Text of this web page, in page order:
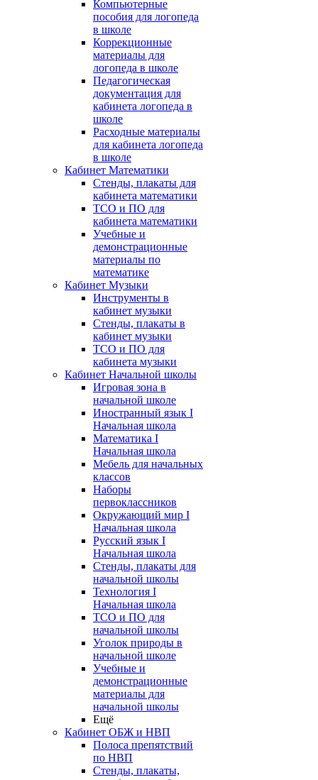
Компьютерные
пособия для логопеда
в школе
Коррекционные
материалы для
логопеда в школе
Педагогическая
документация для
кабинета логопеда в
школе
Расходные материалы
для кабинета логопеда
в школе
Кабинет Математики
Стенды, плакаты для
кабинета математики
ТСО и ПО для
кабинета математики
Учебные и
демонстрационные
материалы по
математике
Кабинет Музыки
Инструменты в
кабинет музыки
Стенды, плакаты в
кабинет музыки
ТСО и ПО для
кабинета музыки
Кабинет Начальной школы
Игровая зона в
начальной школе
Иностранный язык I
Начальная школа
Математика I
Начальная школа
Мебель для начальных
классов
Наборы
первоклассников
Окружающий мир I
Начальная школа
Русский язык I
Начальная школа
Стенды, плакаты для
начальной школы
Технология I
Начальная школа
ТСО и ПО для
начальной школы
Уголок природы в
начальной школе
Учебные и
демонстрационные
материалы для
начальной школы
Ещё
Кабинет ОБЖ и НВП
Полоса препятствий
по НВП
Стенды, плакаты,